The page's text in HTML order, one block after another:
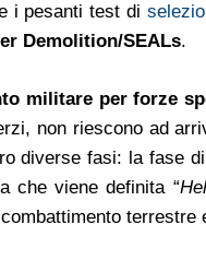
i pesanti test di
Demolition/SEALs.
militare per forze
non riescono ad
diverse fasi: la fase
che viene definita “
terrestre